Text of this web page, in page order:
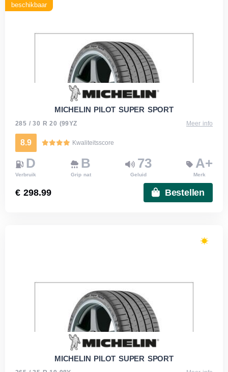
beschikbaar
MICHELIN PILOT SUPER SPORT
285 / 30 R 20 (99YZ Meer info
8.9 Kwaliteitsscore
D
Verbruik
B
Grip nat
73
Geluid
A+
Merk
€ 298.99 Bestellen
MICHELIN PILOT SUPER SPORT